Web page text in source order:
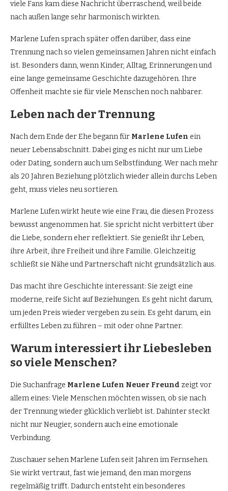
viele Fans kam diese Nachricht überraschend, weil beide
nach außen lange sehr harmonisch wirkten.
Marlene Lufen sprach später offen darüber, dass eine
Trennung nach so vielen gemeinsamen Jahren nicht einfach
ist. Besonders dann, wenn Kinder, Alltag, Erinnerungen und
eine lange gemeinsame Geschichte dazugehören. Ihre
Offenheit machte sie für viele Menschen noch nahbarer.
Leben nach der Trennung
Nach dem Ende der Ehe begann für Marlene Lufen ein
neuer Lebensabschnitt. Dabei ging es nicht nur um Liebe
oder Dating, sondern auch um Selbstfindung. Wer nach mehr
als 20 Jahren Beziehung plötzlich wieder allein durchs Leben
geht, muss vieles neu sortieren.
Marlene Lufen wirkt heute wie eine Frau, die diesen Prozess
bewusst angenommen hat. Sie spricht nicht verbittert über
die Liebe, sondern eher reflektiert. Sie genießt ihr Leben,
ihre Arbeit, ihre Freiheit und ihre Familie. Gleichzeitig
schließt sie Nähe und Partnerschaft nicht grundsätzlich aus.
Das macht ihre Geschichte interessant: Sie zeigt eine
moderne, reife Sicht auf Beziehungen. Es geht nicht darum,
um jeden Preis wieder vergeben zu sein. Es geht darum, ein
erfülltes Leben zu führen – mit oder ohne Partner.
Warum interessiert ihr Liebesleben
so viele Menschen?
Die Suchanfrage Marlene Lufen Neuer Freund zeigt vor
allem eines: Viele Menschen möchten wissen, ob sie nach
der Trennung wieder glücklich verliebt ist. Dahinter steckt
nicht nur Neugier, sondern auch eine emotionale
Verbindung.
Zuschauer sehen Marlene Lufen seit Jahren im Fernsehen.
Sie wirkt vertraut, fast wie jemand, den man morgens
regelmäßig trifft. Dadurch entsteht ein besonderes